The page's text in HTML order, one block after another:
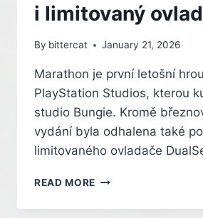
i limitovaný
By bittercat January 21, 2026
Marathon je první letošní
PlayStation Studios, kterou
studio Bungie. Kromě
vydání byla odhalena také
limitovaného ovladače
READ MORE SONY
SCI-